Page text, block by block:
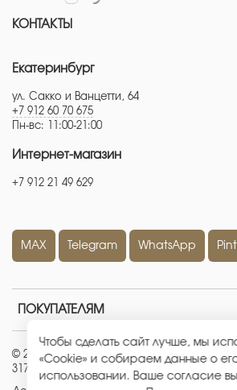
ПОКУПАТЕЛЯМ
КОНТАКТЫ
Екатеринбург
ул. Сакко и Ванцетти, 64
+7 912 60 70 675
Пн-вс: 11:00-21:00
Интернет-магазин
+7 912 21 49 629
MAX Telegram WhatsApp
© 2026 ИП Кравченко Евгения
317665800226442
ИНН: 667100512881
Чтобы сделать сайт лучше, мы
«Cookie» и собираем данные о
использовании. Ваше согласие